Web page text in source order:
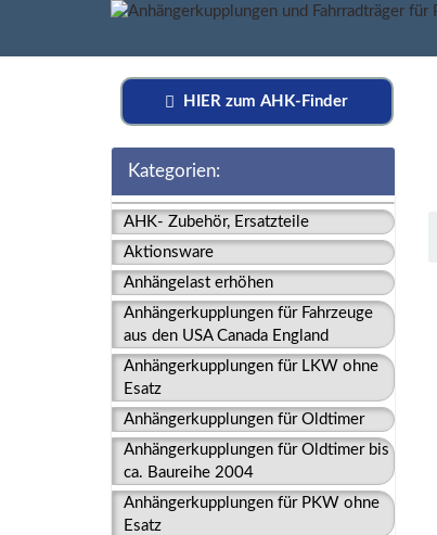
HIER zum AHK-Finder
Kategorien:
AHK- Zubehör, Ersatzteile
Aktionsware
Anhängelast erhöhen
Anhängerkupplungen für Fahrzeuge
aus den USA Canada England
Anhängerkupplungen für LKW ohne
Esatz
Anhängerkupplungen für Oldtimer
Anhängerkupplungen für Oldtimer bis
ca. Baureihe 2004
Anhängerkupplungen für PKW ohne
Esatz